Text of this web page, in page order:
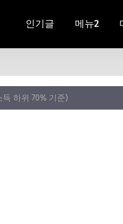
인기글 메뉴2
하위 70% 기준)